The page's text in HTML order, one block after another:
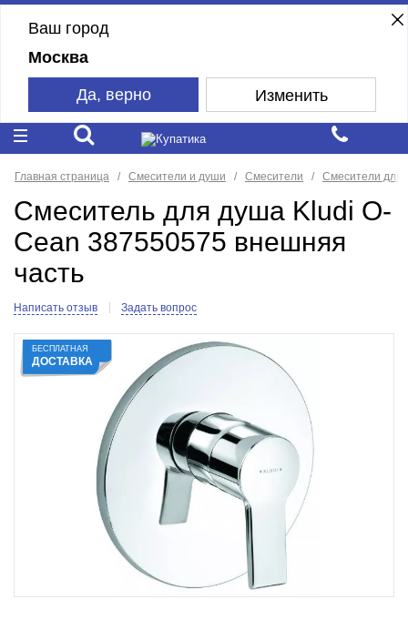
Ваш город
Москва
Да, верно Изменить
Главная страница Смесители и души Смесители Смесители для
Смеситель для душа Kludi O-
Cean 387550575 внешняя
часть
Написать отзыв Задать вопрос
БЕСПЛАТНАЯ
ДОСТАВКА